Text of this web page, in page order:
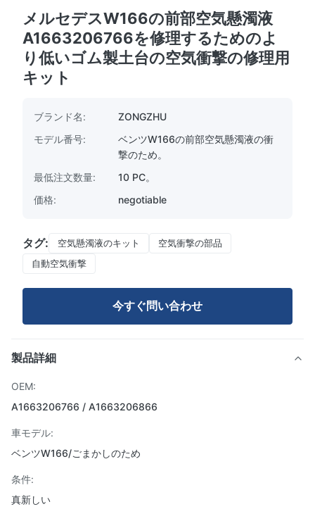
メルセデスW166の前部空気懸濁液
A1663206766を修理するためのよ
り低いゴム製土台の空気衝撃の修理用
キット
ブランド名:
ZONGZHU
モデル番号:
ベンツW166の前部空気懸濁液の衝
撃のため。
最低注文数量:
10 PC。
価格:
negotiable
タグ: 空気懸濁液のキット
空気衝撃の部品
自動空気衝撃
今すぐ問い合わせ
製品詳細
OEM:
A1663206766 / A1663206866
車モデル:
ベンツW166/ごまかしのため
条件:
真新しい